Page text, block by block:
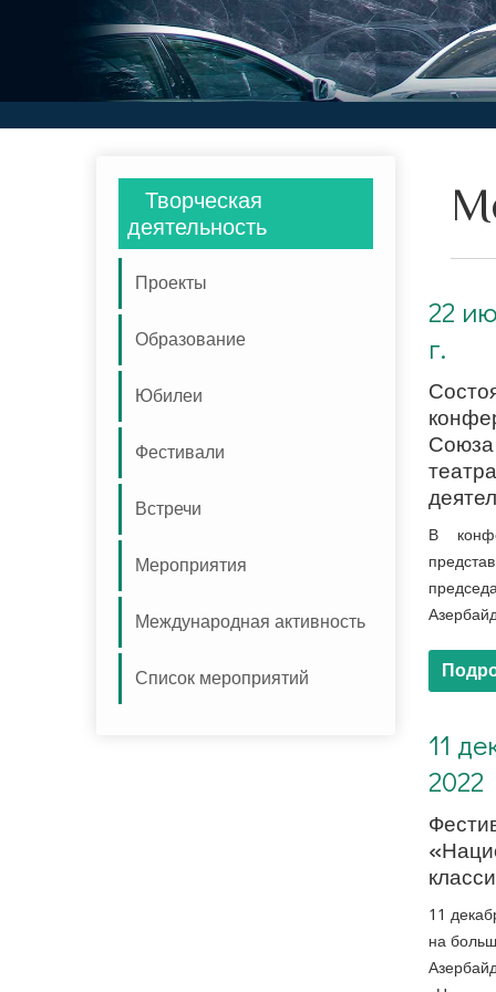
Творческая
деятельность
Проекты
Образование
Юбилеи
Фестивали
Встречи
Мероприятия
Международная активность
Список мероприятий
22
г.
Союза
В
11
2022
11
на